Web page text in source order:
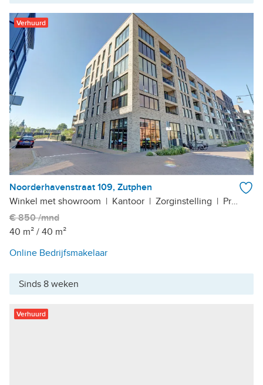
Verhuurd
Noorderhavenstraat 109, Zutphen
Winkel met showroom | Kantoor | Zorginstelling | Praktijkruimte
€ 850 /mnd
40 m² / 40 m²
Online Bedrijfsmakelaar
Sinds 8 weken
Verhuurd